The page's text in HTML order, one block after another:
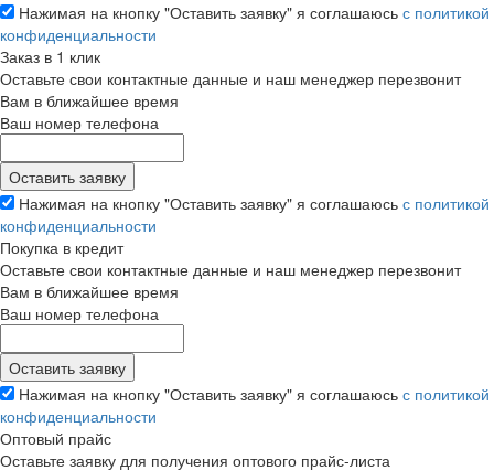
Нажимая на кнопку "Оставить заявку" я соглашаюсь с политикой
конфиденциальности
Заказ в 1 клик
Оставьте свои контактные данные и наш менеджер перезвонит
Вам в ближайшее время
Ваш номер телефона
Нажимая на кнопку "Оставить заявку" я соглашаюсь с политикой
конфиденциальности
Покупка в кредит
Оставьте свои контактные данные и наш менеджер перезвонит
Вам в ближайшее время
Ваш номер телефона
Нажимая на кнопку "Оставить заявку" я соглашаюсь с политикой
конфиденциальности
Оптовый прайс
Оставьте заявку для получения оптового прайс-листа